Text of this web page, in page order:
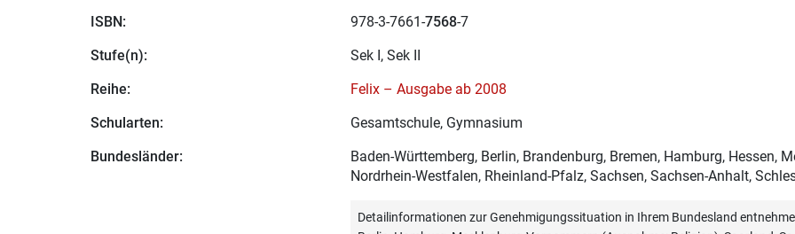
ISBN:
978-3-7661-7568-7
Stufe(n):
Sek I, Sek II
Reihe:
Felix – Ausgabe ab 2008
Schularten:
Gesamtschule, Gymnasium
Bundesländer:
Baden-Württemberg, Berlin, Brandenburg, Bremen, Hamburg, Hessen,
Nordrhein-Westfalen, Rheinland-Pfalz, Sachsen, Sachsen-Anhalt,
Detailinformationen zur Genehmigungssituation in Ihrem Bundesland